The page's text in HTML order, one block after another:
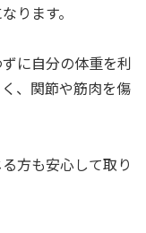
ります。
に自分の体重を利
、関節や筋肉を傷
方も安心して取り